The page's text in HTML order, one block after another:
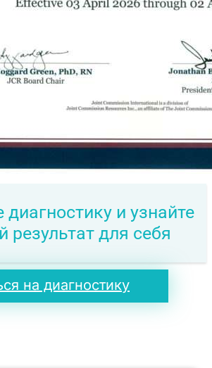
диагностику и узнайте
результат для себя
на диагностику